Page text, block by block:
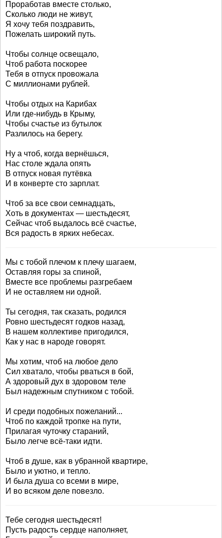
Проработав вместе столько,
Сколько люди не живут,
Я хочу тебя поздравить,
Пожелать широкий путь.
Чтобы солнце освещало,
Чтоб работа поскорее
Тебя в отпуск провожала
С миллионами рублей.
Чтобы отдых на Карибах
Или где-нибудь в Крыму,
Чтобы счастье из бутылок
Разлилось на берегу.
Ну а чтоб, когда вернёшься,
Нас столе ждала опять
В отпуск новая путёвка
И в конверте сто зарплат.
Чтоб за все свои семнадцать,
Хоть в документах — шестьдесят,
Сейчас чтоб выдалось всё счастье,
Вся радость в ярких небесах.
Мы с тобой плечом к плечу шагаем,
Оставляя горы за спиной,
Вместе все проблемы разгребаем
И не оставляем ни одной.
Ты сегодня, так сказать, родился
Ровно шестьдесят годков назад,
В нашем коллективе пригодился,
Как у нас в народе говорят.
Мы хотим, чтоб на любое дело
Сил хватало, чтобы рваться в бой,
А здоровый дух в здоровом теле
Был надежным спутником с тобой.
И среди подобных пожеланий...
Чтоб по каждой тропке на пути,
Прилагая чуточку стараний,
Было легче всё-таки идти.
Чтоб в душе, как в убранной квартире,
Было и уютно, и тепло.
И была душа со всеми в мире,
И во всяком деле повезло.
Тебе сегодня шестьдесят!
Пусть радость сердце наполняет,